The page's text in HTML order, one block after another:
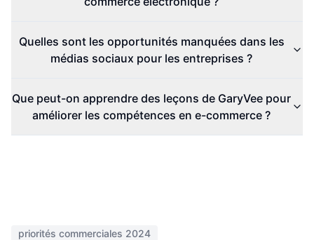
Quelles sont les opportunités manquées dans les
médias sociaux pour les entreprises ?
Que peut-on apprendre des leçons de GaryVee pour
améliorer les compétences en e-commerce ?
priorités commerciales 2024